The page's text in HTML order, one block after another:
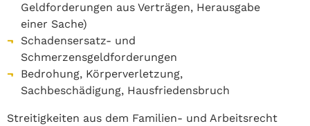
Geldforderungen aus Verträgen, Herausgabe
einer Sache)
Schadensersatz- und
Schmerzensgeldforderungen
Bedrohung, Körperverletzung,
Sachbeschädigung, Hausfriedensbruch
Streitigkeiten aus dem Familien- und Arbeitsrecht